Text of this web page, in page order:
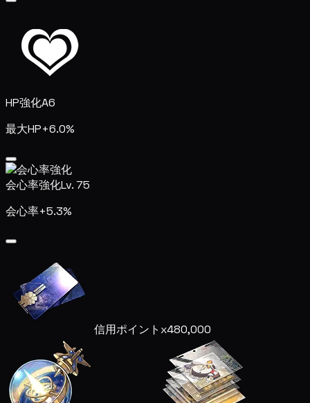
HP強化A6
最大HP+6.0%
会心率強化Lv. 75
会心率+5.3%
信用ポイント x480,000